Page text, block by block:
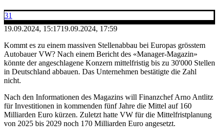
31
19.09.2024, 15:1719.09.2024, 17:59
Kommt es zu einem massiven Stellenabbau bei Europas grösstem
Autobauer VW? Nach einem Bericht des «Manager-Magazin»
könnte der angeschlagene Konzern mittelfristig bis zu 30'000 Stellen
in Deutschland abbauen. Das Unternehmen bestätigte die Zahl
nicht.
Nach den Informationen des Magazins will Finanzchef Arno Antlitz
für Investitionen in kommenden fünf Jahre die Mittel auf 160
Milliarden Euro kürzen. Zuletzt hatte VW für die Mittelfristplanung
von 2025 bis 2029 noch 170 Milliarden Euro angesetzt.